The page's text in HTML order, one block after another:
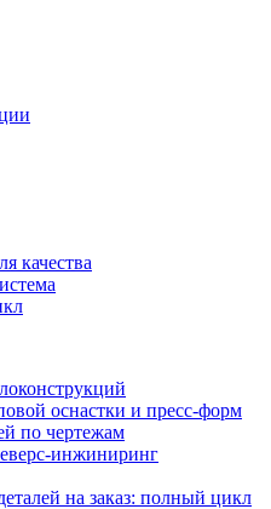
качества
оснастки и пресс-форм
по чертежам
инжиниринг
на заказ: полный цикл